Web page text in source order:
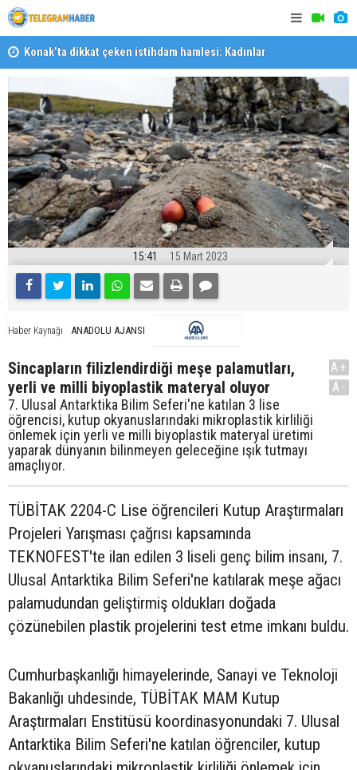
Körfez’e açılan Poligon Deresi’nde dip temizliği
15:41 15 Mart 2023
Haber Kaynağı ANADOLU AJANSI
Sincapların filizlendirdiği meşe palamutları,
yerli ve milli biyoplastik materyal oluyor
7. Ulusal Antarktika Bilim Seferi'ne katılan 3 lise
öğrencisi, kutup okyanuslarındaki mikroplastik kirliliği
önlemek için yerli ve milli biyoplastik materyal üretimi
yaparak dünyanın bilinmeyen geleceğine ışık tutmayı
amaçlıyor.
A+
A-
TÜBİTAK 2204-C Lise öğrencileri Kutup Araştırmaları
Projeleri Yarışması çağrısı kapsamında
TEKNOFEST'te ilan edilen 3 liseli genç bilim insanı, 7.
Ulusal Antarktika Bilim Seferi'ne katılarak meşe ağacı
palamudundan geliştirmiş oldukları doğada
çözünebilen plastik projelerini test etme imkanı buldu.
Cumhurbaşkanlığı himayelerinde, Sanayi ve Teknoloji
Bakanlığı uhdesinde, TÜBİTAK MAM Kutup
Araştırmaları Enstitüsü koordinasyonundaki 7. Ulusal
Antarktika Bilim Seferi'ne katılan öğrenciler, kutup